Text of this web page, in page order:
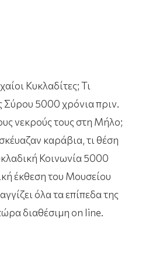
Κυκλαδίτες; Τι
Σύρου 5000 χρόνια πριν.
νεκρούς τους στη Μήλο;
καράβια, τι θέση
Κοινωνία 5000
έκθεση του Μουσείου
όλα τα επίπεδα της
διαθέσιμηon line.